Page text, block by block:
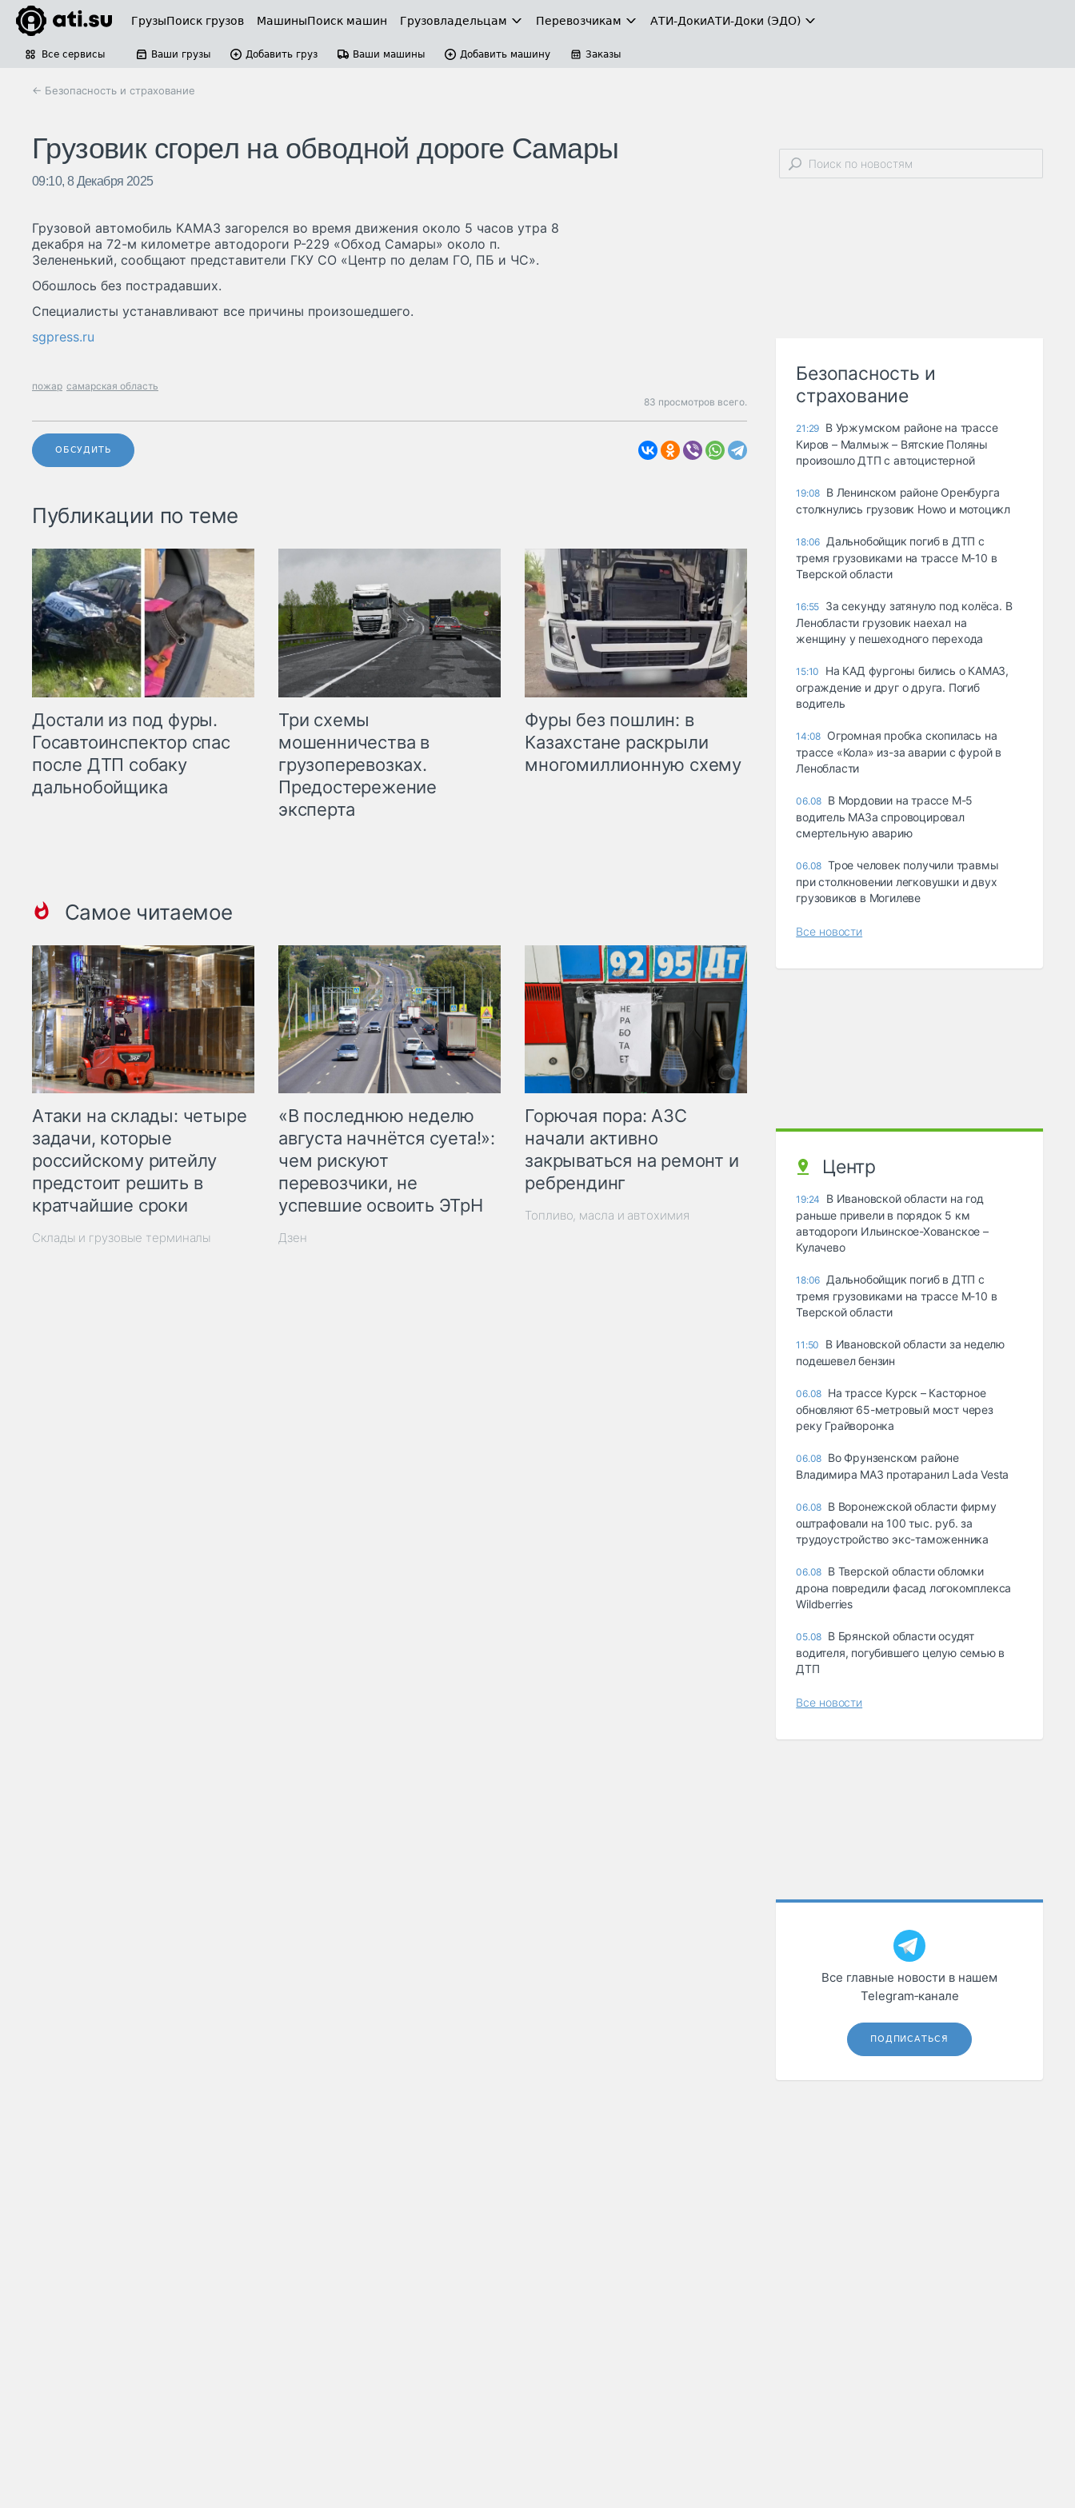
ГрузыПоиск грузов МашиныПоиск машин Грузовладельцам Перевозчикам АТИ-ДокиАТИ-Доки (ЭДО)
Все сервисы Ваши грузы Добавить груз Ваши машины Добавить машину Заказы
← Безопасность и страхование
Грузовик сгорел на обводной дороге Самары
09:10, 8 Декабря 2025
Грузовой автомобиль КАМАЗ загорелся во время движения около 5 часов утра 8
декабря на 72-м километре автодороги Р-229 «Обход Самары» около п.
Зелененький, сообщают представители ГКУ СО «Центр по делам ГО, ПБ и ЧС».
Обошлось без пострадавших.
Специалисты устанавливают все причины произошедшего.
sgpress.ru
пожар самарская область
83 просмотров всего.
ОБСУДИТЬ
Публикации по теме
Достали из под фуры.
Госавтоинспектор спас
после ДТП собаку
дальнобойщика
Три схемы
мошенничества в
грузоперевозках.
Предостережение
эксперта
Фуры без пошлин: в
Казахстане раскрыли
многомиллионную схему
Самое читаемое
Атаки на склады: четыре
задачи, которые
российскому ритейлу
предстоит решить в
кратчайшие сроки
Склады и грузовые терминалы
«В последнюю неделю
августа начнётся суета!»:
чем рискуют
перевозчики, не
успевшие освоить ЭТрН
Дзен
Горючая пора: АЗС
начали активно
закрываться на ремонт и
ребрендинг
Топливо, масла и автохимия
Безопасность и
страхование
21:29 В Уржумском районе на трассе
Киров – Малмыж – Вятские Поляны
произошло ДТП с автоцистерной
19:08 В Ленинском районе Оренбурга
столкнулись грузовик Howo и мотоцикл
18:06 Дальнобойщик погиб в ДТП с
тремя грузовиками на трассе М-10 в
Тверской области
16:55 За секунду затянуло под колёса. В
Ленобласти грузовик наехал на
женщину у пешеходного перехода
15:10
На КАД фургоны бились о КАМАЗ,
ограждение и друг о друга. Погиб
водитель
14:08 Огромная пробка скопилась на
трассе «Кола» из-за аварии с фурой в
Ленобласти
06.08 В Мордовии на трассе М-5
водитель МАЗа спровоцировал
смертельную аварию
06.08 Трое человек получили травмы
при столкновении легковушки и двух
грузовиков в Могилеве
Все новости
Центр
19:24
В Ивановской области на год
раньше привели в порядок 5 км
автодороги Ильинское-Хованское –
Кулачево
18:06 Дальнобойщик погиб в ДТП с
тремя грузовиками на трассе М-10 в
Тверской области
11:50
В Ивановской области за неделю
подешевел бензин
06.08 На трассе Курск – Касторное
обновляют 65-метровый мост через
реку Грайворонка
06.08 Во Фрунзенском районе
Владимира МАЗ протаранил Lada Vesta
06.08 В Воронежской области фирму
оштрафовали на 100 тыс. руб. за
трудоустройство экс-таможенника
06.08 В Тверской области обломки
дрона повредили фасад логокомплекса
Wildberries
05.08 В Брянской области осудят
водителя, погубившего целую семью в
ДТП
Все новости
Все главные новости в нашем
Telegram‑канале
ПОДПИСАТЬСЯ